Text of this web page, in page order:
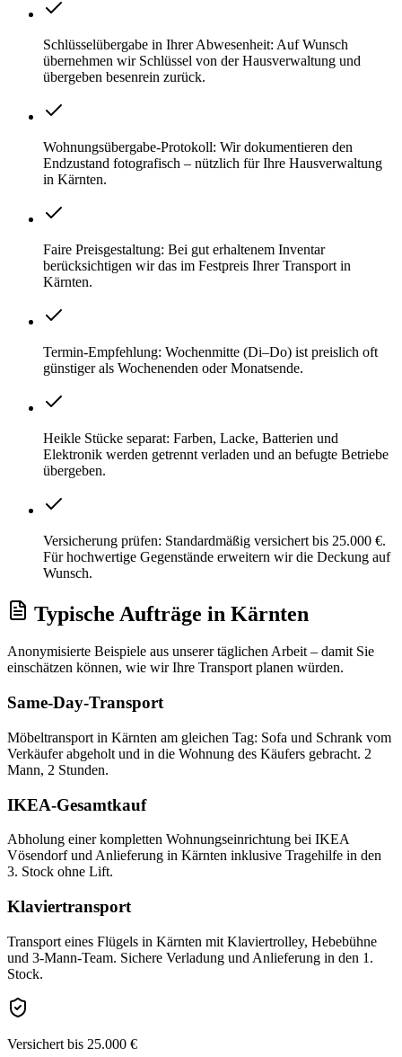
Schlüsselübergabe in Ihrer Abwesenheit: Auf Wunsch
übernehmen wir Schlüssel von der Hausverwaltung und
übergeben besenrein zurück.
Wohnungsübergabe-Protokoll: Wir dokumentieren den
Endzustand fotografisch – nützlich für Ihre Hausverwaltung
in Kärnten.
Faire Preisgestaltung: Bei gut erhaltenem Inventar
berücksichtigen wir das im Festpreis Ihrer Transport in
Kärnten.
Termin-Empfehlung: Wochenmitte (Di–Do) ist preislich oft
günstiger als Wochenenden oder Monatsende.
Heikle Stücke separat: Farben, Lacke, Batterien und
Elektronik werden getrennt verladen und an befugte Betriebe
übergeben.
Versicherung prüfen: Standardmäßig versichert bis 25.000 €.
Für hochwertige Gegenstände erweitern wir die Deckung auf
Wunsch.
Typische Aufträge in Kärnten
Anonymisierte Beispiele aus unserer täglichen Arbeit – damit Sie
einschätzen können, wie wir Ihre Transportplanen würden.
Same-Day-Transport
Möbeltransport in Kärnten am gleichen Tag: Sofa und Schrank vom
Verkäufer abgeholt und in die Wohnung des Käufers gebracht. 2
Mann, 2 Stunden.
IKEA-Gesamtkauf
Abholung einer kompletten Wohnungseinrichtung bei IKEA
Vösendorf und Anlieferung in Kärnten inklusive Tragehilfe in den
3. Stock ohne Lift.
Klaviertransport
Transport eines Flügels in Kärnten mit Klaviertrolley, Hebebühne
und 3-Mann-Team. Sichere Verladung und Anlieferung in den 1.
Stock.
Versichert bis 25.000 €